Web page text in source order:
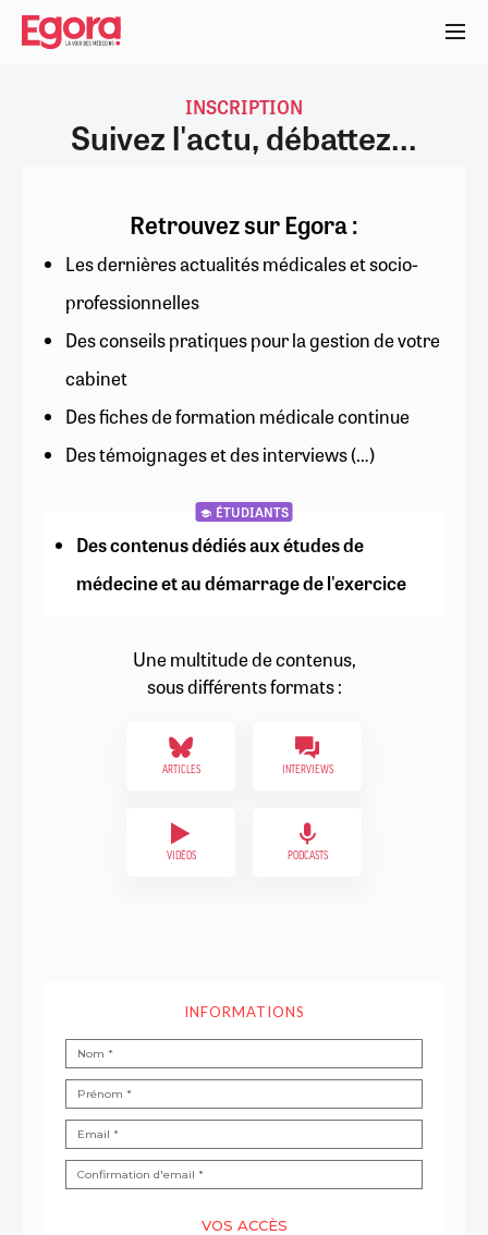
Aller
contenu
INSCRIPTION
Suivez l'actu, débattez...
Retrouvez sur Egora :
Les dernières actualités médicales et socio-
professionnelles
Des conseils pratiques pour la gestion de votre
cabinet
Des fiches de formation médicale continue
Des témoignages et des interviews (…)
ÉTUDIANTS
Des contenus dédiés aux études de
médecine et au démarrage de l'exercice
Une multitude de contenus,
sous différents formats :
ARTICLES INTERVIEWS
VIDÉOS PODCASTS